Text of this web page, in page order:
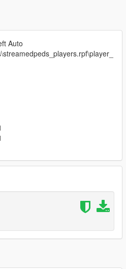
Auto